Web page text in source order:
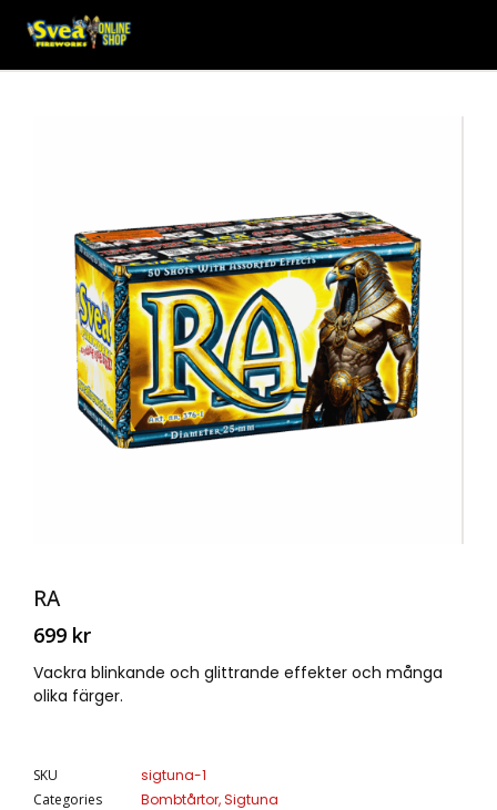
RA
699 kr
Vackra blinkande och glittrande effekter och många
olika färger.
SKU
sigtuna-1
Categories
Bombtårtor,Sigtuna